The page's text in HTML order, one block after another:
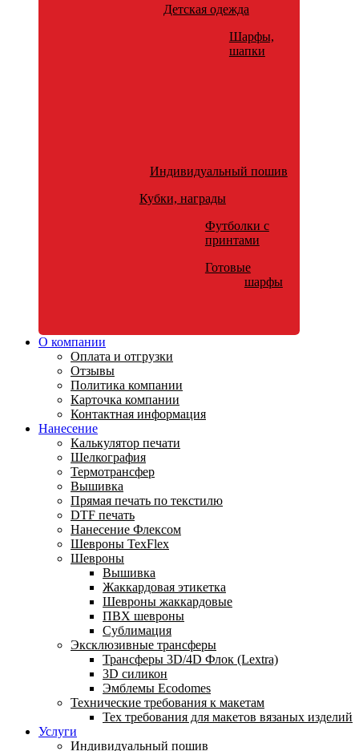
Детская одежда
Шарфы,
шапки
Индивидуальный пошив
Кубки, награды
Футболки с
принтами
Готовые
шарфы
О компании
Оплата и отгрузки
Отзывы
Политика компании
Карточка компании
Контактная информация
Нанесение
Калькулятор печати
Шелкография
Термотрансфер
Вышивка
Прямая печать по текстилю
DTF печать
Нанесение Флексом
Шевроны TexFlex
Шевроны
Вышивка
Жаккардовая этикетка
Шевроны жаккардовые
ПВХ шевроны
Сублимация
Эксклюзивные трансферы
Трансферы 3D/4D Флок (Lextra)
3D силикон
Эмблемы Ecodomes
Технические требования к макетам
Тех требования для макетов вязаных изделий
Услуги
Индивидуальный пошив